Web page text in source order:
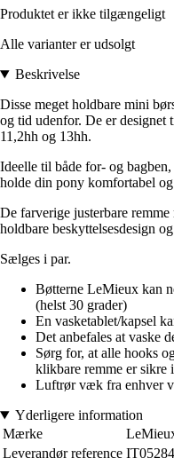
Produktet er ikke tilgængeligt
Alle varianter er udsolgt
Beskrivelse
Disse meget holdbare mini
og tid udenfor. De er designet
11,2hh og 13hh.
Ideelle til både for- og
holde din pony komfortabel
De farverige justerbare
holdbare beskyttelsesdesign
Sælges i par.
Bøtterne LeMieux kan
(helst 30 grader)
En vasketablet/kapsel
Det anbefales at vaske
Sørg for, at alle hooks
klikbare remme er sikre
Luftrør væk fra enhver
Yderligere information
Mærke
Leverandør reference